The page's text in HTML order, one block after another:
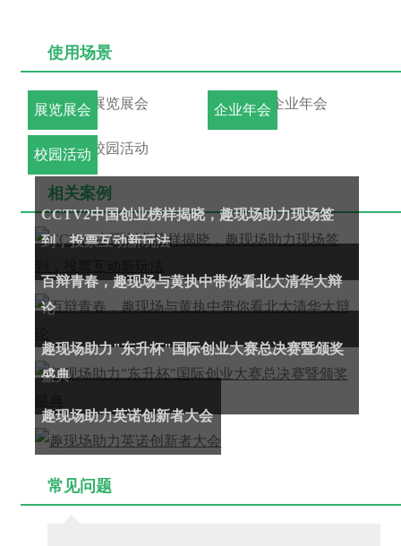
使用场景
展览展会 企业年会
校园活动
相关案例
CCTV2中国创业榜样揭晓，趣现场助力现场签
到，投票互动新玩法
百辩青春，趣现场与黄执中带你看北大清华大辩
论
趣现场助力"东升杯"国际创业大赛总决赛暨颁奖
盛典
趣现场助力英诺创新者大会
常见问题